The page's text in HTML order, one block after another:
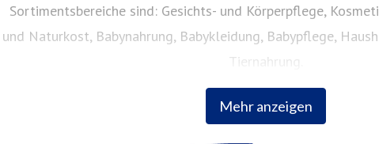
Mehr anzeigen
Sortimentsbereiche sind: Gesichts- und Körperpflege,
und Naturkost, Babynahrung, Babykleidung, Babypflege,
Tiernahrung.